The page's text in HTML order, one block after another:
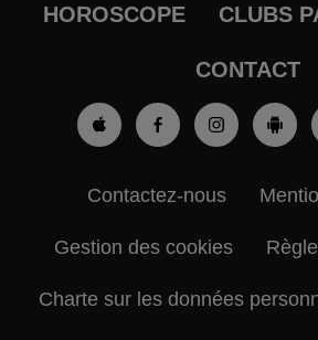
HOROSCOPE CLUBS
CONTACT
Contactez-nous
Gestion des cookies
Charte sur les données